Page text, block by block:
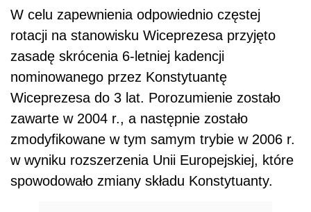
W celu zapewnienia odpowiednio częstej
rotacji na stanowisku Wiceprezesa przyjęto
zasadę skrócenia 6-letniej kadencji
nominowanego przez Konstytuantę
Wiceprezesa do 3 lat. Porozumienie zostało
zawarte w 2004 r., a następnie zostało
zmodyfikowane w tym samym trybie w 2006 r.
w wyniku rozszerzenia Unii Europejskiej, które
spowodowało zmiany składu Konstytuanty.